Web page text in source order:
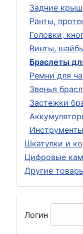
Задние
Ранты,
Головки,
Винты,
Браслеты
Ремни для
Звенья
Застежки
Шкатулки и
Цифровые
Другие
Логин